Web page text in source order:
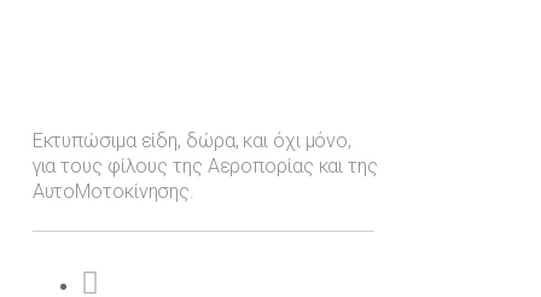
Εκτυπώσιμα είδη, δώρα, και όχι μόνο,
για τους φίλους της Αεροπορίας και της
ΑυτοΜοτοκίνησης.